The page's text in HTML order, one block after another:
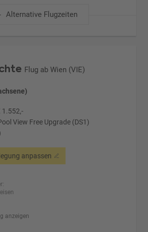
Alternative Flugzeiten
Flug ab Wien (VIE)
1.552,-
View Free Upgrade (DS1)
anpassen
anzeigen